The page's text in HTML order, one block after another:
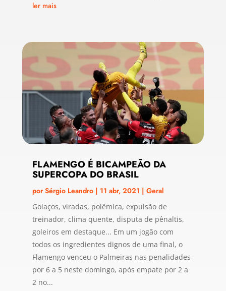
ler mais
FLAMENGO É BICAMPEÃO DA
SUPERCOPA DO BRASIL
porSérgio Leandro| 11 abr, 2021 | Geral
Golaços, viradas, polêmica, expulsão de
treinador, clima quente, disputa de pênaltis,
goleiros em destaque... Em um jogão com
todos os ingredientes dignos de uma final, o
Flamengo venceu o Palmeiras nas penalidades
por 6 a 5 neste domingo, após empate por 2 a
2 no...